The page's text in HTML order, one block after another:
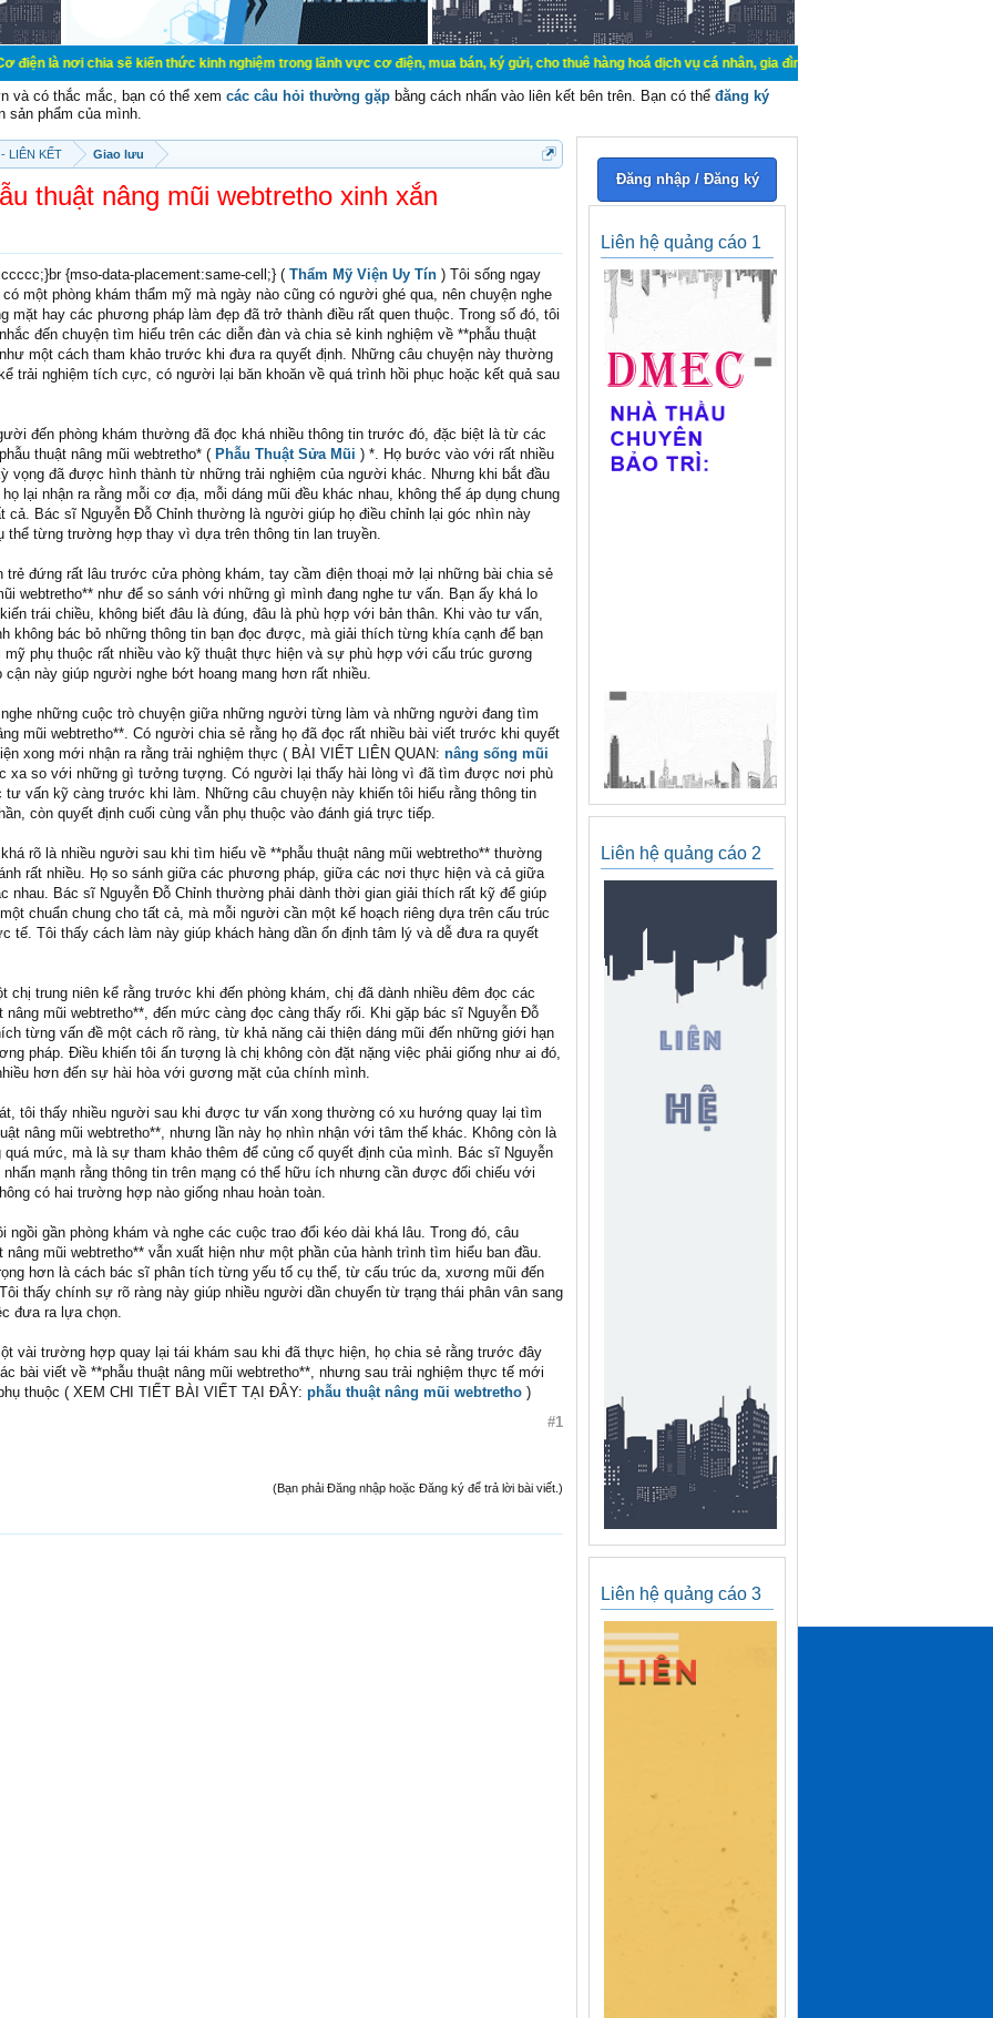
chia sẽ kiến thức kinh nghiệm trong lãnh vực cơ điện, mua bán, ký gửi, cho thuê hàng hoá dịch vụ cá nhân, gia đình. Mua bán, ký gửi, cho thuê thiết bị hệ
và có thắc mắc, bạn có thể xem các câu hỏi thường gặp bằng cách nhấn vào liên kết bên trên. Bạn có thể đăng ký
sản phẩm của mình.
LIÊN KẾT Giao lưu
thuật nâng mũi webtretho xinh xắn
{mso-data-placement:same-cell;} ( Thẩm Mỹ Viện Uy Tín ) Tôi sống ngay
một phòng khám thẩm mỹ mà ngày nào cũng có người ghé qua, nên chuyện nghe
mặt hay các phương pháp làm đẹp đã trở thành điều rất quen thuộc. Trong số đó, tôi
đến chuyện tìm hiểu trên các diễn đàn và chia sẻ kinh nghiệm về **phẫu thuật
một cách tham khảo trước khi đưa ra quyết định. Những câu chuyện này thường
trải nghiệm tích cực, có người lại băn khoăn về quá trình hồi phục hoặc kết quả sau
đến phòng khám thường đã đọc khá nhiều thông tin trước đó, đặc biệt là từ các
thuật nâng mũi webtretho* ( Phẫu Thuật Sửa Mũi ) *. Họ bước vào với rất nhiều
vọng đã được hình thành từ những trải nghiệm của người khác. Nhưng khi bắt đầu
lại nhận ra rằng mỗi cơ địa, mỗi dáng mũi đều khác nhau, không thể áp dụng chung
cả. Bác sĩ Nguyễn Đỗ Chỉnh thường là người giúp họ điều chỉnh lại góc nhìn này
thể từng trường hợp thay vì dựa trên thông tin lan truyền.
trẻ đứng rất lâu trước cửa phòng khám, tay cầm điện thoại mở lại những bài chia sẻ
webtretho** như để so sánh với những gì mình đang nghe tư vấn. Bạn ấy khá lo
trái chiều, không biết đâu là đúng, đâu là phù hợp với bản thân. Khi vào tư vấn,
không bác bỏ những thông tin bạn đọc được, mà giải thích từng khía cạnh để bạn
mỹ phụ thuộc rất nhiều vào kỹ thuật thực hiện và sự phù hợp với cấu trúc gương
này giúp người nghe bớt hoang mang hơn rất nhiều.
những cuộc trò chuyện giữa những người từng làm và những người đang tìm
mũi webtretho**. Có người chia sẻ rằng họ đã đọc rất nhiều bài viết trước khi quyết
xong mới nhận ra rằng trải nghiệm thực ( BÀI VIẾT LIÊN QUAN: nâng sống mũi
xa so với những gì tưởng tượng. Có người lại thấy hài lòng vì đã tìm được nơi phù
vấn kỹ càng trước khi làm. Những câu chuyện này khiến tôi hiểu rằng thông tin
còn quyết định cuối cùng vẫn phụ thuộc vào đánh giá trực tiếp.
rõ là nhiều người sau khi tìm hiểu về **phẫu thuật nâng mũi webtretho** thường
rất nhiều. Họ so sánh giữa các phương pháp, giữa các nơi thực hiện và cả giữa
nhau. Bác sĩ Nguyễn Đỗ Chỉnh thường phải dành thời gian giải thích rất kỹ để giúp
chuẩn chung cho tất cả, mà mỗi người cần một kế hoạch riêng dựa trên cấu trúc
tế. Tôi thấy cách làm này giúp khách hàng dần ổn định tâm lý và dễ đưa ra quyết
chị trung niên kể rằng trước khi đến phòng khám, chị đã dành nhiều đêm đọc các
nâng mũi webtretho**, đến mức càng đọc càng thấy rối. Khi gặp bác sĩ Nguyễn Đỗ
từng vấn đề một cách rõ ràng, từ khả năng cải thiện dáng mũi đến những giới hạn
pháp. Điều khiến tôi ấn tượng là chị không còn đặt nặng việc phải giống như ai đó,
hơn đến sự hài hòa với gương mặt của chính mình.
tôi thấy nhiều người sau khi được tư vấn xong thường có xu hướng quay lại tìm
nâng mũi webtretho**, nhưng lần này họ nhìn nhận với tâm thế khác. Không còn là
mức, mà là sự tham khảo thêm để củng cố quyết định của mình. Bác sĩ Nguyễn
mạnh rằng thông tin trên mạng có thể hữu ích nhưng cần được đối chiếu với
có hai trường hợp nào giống nhau hoàn toàn.
ngồi gần phòng khám và nghe các cuộc trao đổi kéo dài khá lâu. Trong đó, câu
nâng mũi webtretho** vẫn xuất hiện như một phần của hành trình tìm hiểu ban đầu.
hơn là cách bác sĩ phân tích từng yếu tố cụ thể, từ cấu trúc da, xương mũi đến
thấy chính sự rõ ràng này giúp nhiều người dần chuyển từ trạng thái phân vân sang
đưa ra lựa chọn.
vài trường hợp quay lại tái khám sau khi đã thực hiện, họ chia sẻ rằng trước đây
bài viết về **phẫu thuật nâng mũi webtretho**, nhưng sau trải nghiệm thực tế mới
thuộc ( XEM CHI TIẾT BÀI VIẾT TẠI ĐÂY: phẫu thuật nâng mũi webtretho )
#1
(Bạn phải Đăng nhập hoặc Đăng ký để trả lời bài viết.)
Đăng nhập / Đăng ký
Liên hệ quảng cáo 1
Liên hệ quảng cáo 2
Liên hệ quảng cáo 3